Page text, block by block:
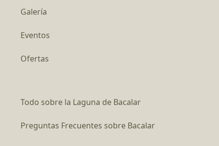
Galería
Eventos
Ofertas
Todo sobre la Laguna de Bacalar
Preguntas Frecuentes sobre Bacalar